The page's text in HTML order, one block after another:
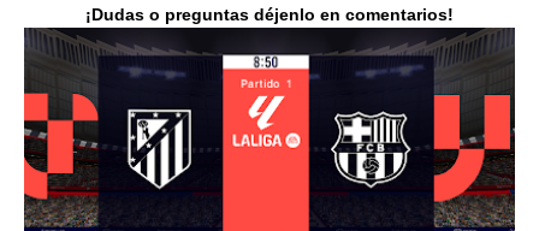
¡Dudas o preguntas déjenlo en comentarios!